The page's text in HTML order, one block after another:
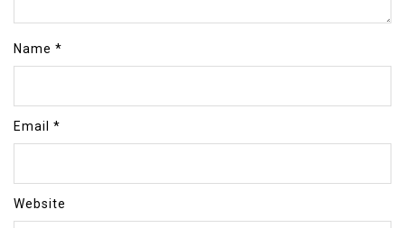
Name *
Email *
Website